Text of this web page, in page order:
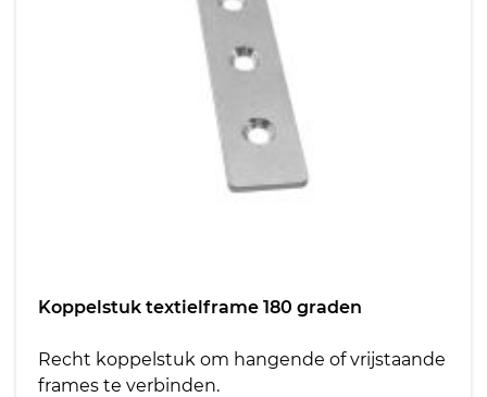
Koppelstuk textielframe 180 graden
Recht koppelstuk om hangende of vrijstaande
frames te verbinden.